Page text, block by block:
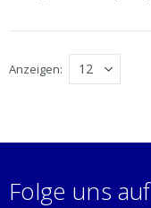
Anzeigen
Folge uns auf